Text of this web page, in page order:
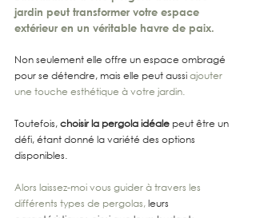
jardin peut transformer votre espace
extérieur en un véritable havre de paix.
Non seulement elle offre un espace ombragé
pour se détendre, mais elle peut aussi ajouter
une touche esthétique à votre jardin.
Toutefois, choisir la pergola idéale peut être un
défi, étant donné la variété des options
disponibles.
Alors laissez-moi vous guider à travers les
différents types de pergolas, leurs